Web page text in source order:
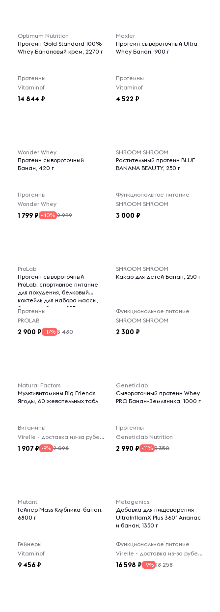
Optimum Nutrition
Протеин Gold Standard 100%
Whey Банановый крем, 2270 г
Протеины
Vitaminof
14 844
Maxler
Протеин сывороточный Ultra
Whey Банан, 900 г
Протеины
Vitaminof
4 522
Wonder Whey
Протеин сывороточный
Банан, 420 г
Протеины
Wonder Whey
1 799 -40% 2 999
SHROOM SHROOM
Растительный протеин BLUE
BANANA BEAUTY, 250 г
Функциональное питание
SHROOM SHROOM
3 000
ProLab
Протеин сывороточный
ProLab, спортивное питание
для похудения, белковый
коктейль для набора массы,
банан клубника, 825г
Протеины
PROLAB
2 900 -17% 3 480
SHROOM SHROOM
Какао для детей Банан, 250 г
Функциональное питание
SHROOM SHROOM
2 300
Natural Factors
Мультивитамины Big Friends
Ягоды, 60 жевательных табл
Витамины
Virelle - доставка из-за рубежа
1 907 -9% 2 098
Geneticlab
Сывороточный протеин Whey
PRO Банан-Земляника, 1000 г
Протеины
Geneticlab Nutrition
2 990 -11% 3 350
Mutant
Гейнер Mass Клубника-банан,
6800 г
Гейнеры
Vitaminof
9 456
Metagenics
Добавка для пищеварения
UltralnflamX Plus 360° Ананас
и банан, 1350 г
Функциональное питание
Virelle - доставка из-за рубежа
16 598 -9% 18 258